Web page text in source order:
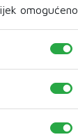
omogućeno